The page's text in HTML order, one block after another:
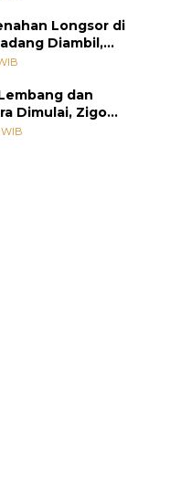
Longsor di
Diambil,
Terulang
dan
Dimulai, Zigo
Berjalan
WIB